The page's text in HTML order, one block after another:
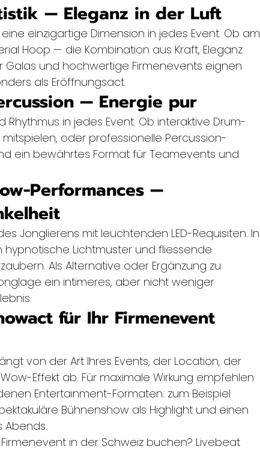
— Eleganz in der Luft
einzigartige Dimension in jedes Event. Ob am
Hoop — die Kombination aus Kraft, Eleganz
Galas und hochwertige Firmenevents eignen
als Eröffnungsact.
— Energie pur
in jedes Event. Ob interaktive Drum-
oder professionelle Percussion-
ein bewährtes Format für Teamevents und
Performances —
Jonglierens mit leuchtenden LED-Requisiten. In
Lichtmuster und fliessende
Als Alternative oder Ergänzung zu
ein intimeres, aber nicht weniger
für Ihr Firmenevent
von der Art Ihres Events, der Location, der
Effekt ab. Für maximale Wirkung empfehlen
Entertainment-Formaten: zum Beispiel
Bühnenshow als Highlight und einen
Abends.
in der Schweiz buchen? Livebeat